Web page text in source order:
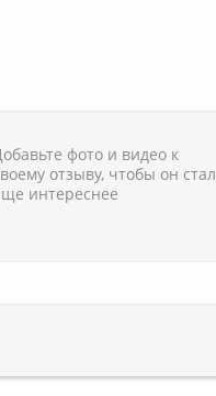
фото и видео к
отзыву, чтобы он стал
интереснее